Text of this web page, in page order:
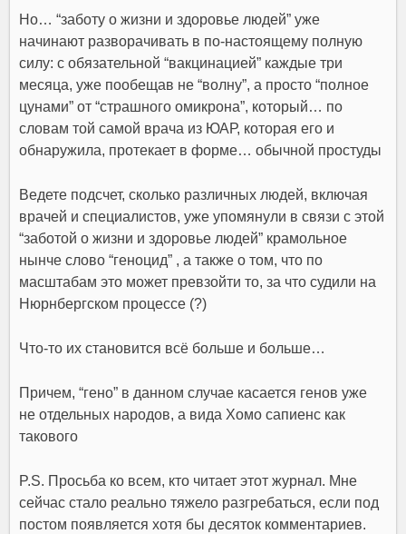
Но… “заботу о жизни и здоровье людей” уже
начинают разворачивать в по-настоящему полную
силу: с обязательной “вакцинацией” каждые три
месяца, уже пообещав не “волну”, а просто “полное
цунами” от “страшного омикрона”, который… по
словам той самой врача из ЮАР, которая его и
обнаружила, протекает в форме… обычной простуды
Ведете подсчет, сколько различных людей, включая
врачей и специалистов, уже упомянули в связи с этой
“заботой о жизни и здоровье людей” крамольное
нынче слово “геноцид” , а также о том, что по
масштабам это может превзойти то, за что судили на
Нюрнбергском процессе (?)
Что-то их становится всё больше и больше…
Причем, “гено” в данном случае касается генов уже
не отдельных народов, а вида Хомо сапиенс как
такового
P.S. Просьба ко всем, кто читает этот журнал. Мне
сейчас стало реально тяжело разгребаться, если под
постом появляется хотя бы десяток комментариев.